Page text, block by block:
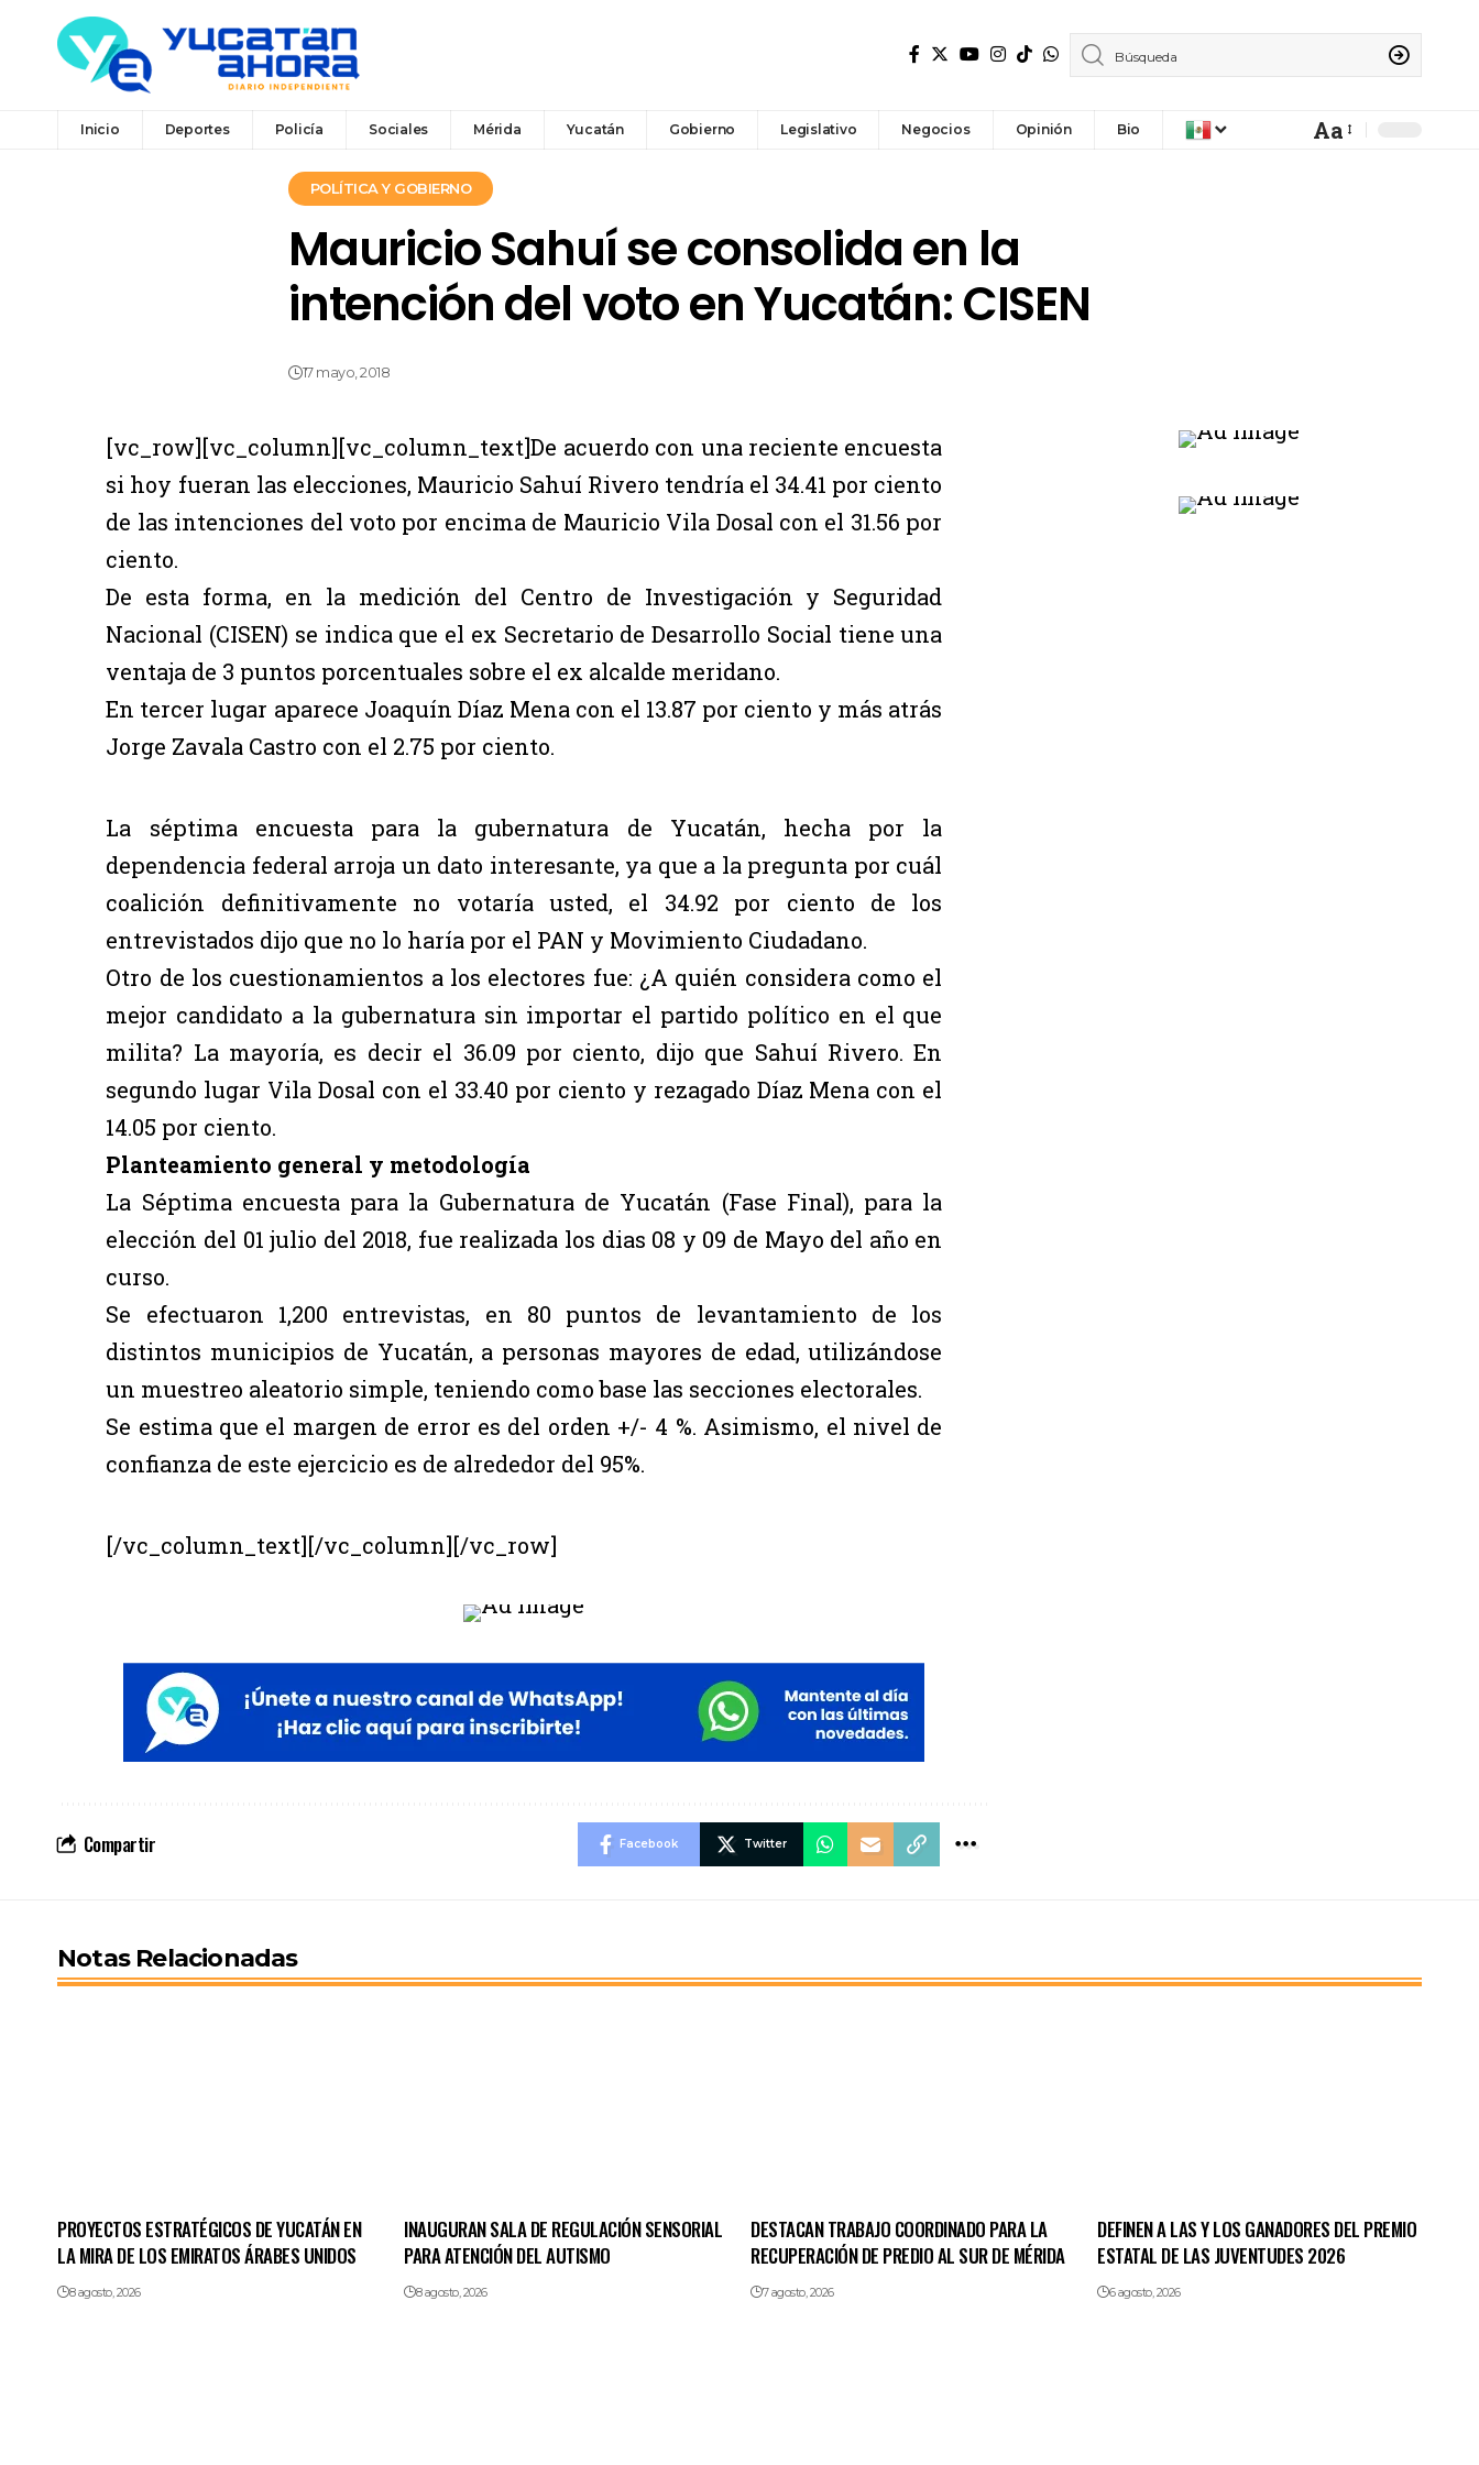
Inicio Deportes Policía Sociales Mérida Yucatán Gobierno Legislativo Negocios Opinión Bio Aa
POLÍTICA Y GOBIERNO
Mauricio Sahuí se consolida en la
intención del voto en Yucatán: CISEN
17 mayo, 2018
[vc_row][vc_column][vc_column_text]De acuerdo con una reciente encuesta
si hoy fueran las elecciones, Mauricio Sahuí Rivero tendría el 34.41 por ciento
de las intenciones del voto por encima de Mauricio Vila Dosal con el 31.56 por
ciento.
De esta forma, en la medición del Centro de Investigación y Seguridad
Nacional (CISEN) se indica que el ex Secretario de Desarrollo Social tiene una
ventaja de 3 puntos porcentuales sobre el ex alcalde meridano.
En tercer lugar aparece Joaquín Díaz Mena con el 13.87 por ciento y más atrás
Jorge Zavala Castro con el 2.75 por ciento.
La séptima encuesta para la gubernatura de Yucatán, hecha por la
dependencia federal arroja un dato interesante, ya que a la pregunta por cuál
coalición definitivamente no votaría usted, el 34.92 por ciento de los
entrevistados dijo que no lo haría por el PAN y Movimiento Ciudadano.
Otro de los cuestionamientos a los electores fue: ¿A quién considera como el
mejor candidato a la gubernatura sin importar el partido político en el que
milita? La mayoría, es decir el 36.09 por ciento, dijo que Sahuí Rivero. En
segundo lugar Vila Dosal con el 33.40 por ciento y rezagado Díaz Mena con el
14.05 por ciento.
Planteamiento general y metodología
La Séptima encuesta para la Gubernatura de Yucatán (Fase Final), para la
elección del 01 julio del 2018, fue realizada los dias 08 y 09 de Mayo del año en
curso.
Se efectuaron 1,200 entrevistas, en 80 puntos de levantamiento de los
distintos municipios de Yucatán, a personas mayores de edad, utilizándose
un muestreo aleatorio simple, teniendo como base las secciones electorales.
Se estima que el margen de error es del orden +/- 4 %. Asimismo, el nivel de
confianza de este ejercicio es de alrededor del 95%.
[/vc_column_text][/vc_column][/vc_row]
Compartir Facebook Twitter
Notas Relacionadas
PROYECTOS ESTRATÉGICOS DE YUCATÁN EN
LA MIRA DE LOS EMIRATOS ÁRABES UNIDOS
8 agosto, 2026
INAUGURAN SALA DE REGULACIÓN SENSORIAL
PARA ATENCIÓN DEL AUTISMO
8 agosto, 2026
DESTACAN TRABAJO COORDINADO PARA LA
RECUPERACIÓN DE PREDIO AL SUR DE MÉRIDA
7 agosto, 2026
DEFINEN A LAS Y LOS GANADORES DEL PREMIO
ESTATAL DE LAS JUVENTUDES 2026
6 agosto, 2026